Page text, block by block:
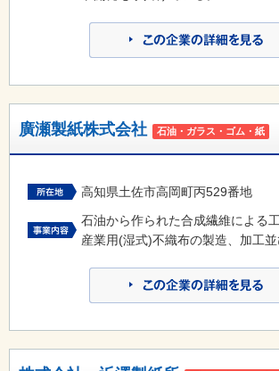
廣瀬製紙株式会社 石油・ガラス・ゴム・紙
高知県土佐市高岡町丙529番地
石油から作られた合成繊維による
産業用(湿式)不織布の製造、加工